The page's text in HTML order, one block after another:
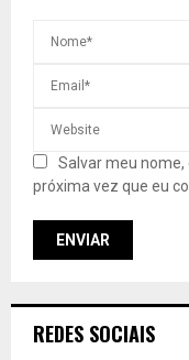
Salvar meu
próxima vez que eu
REDES SOCIAIS